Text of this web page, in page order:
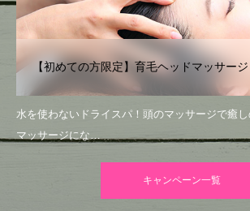
【初めての方限定】育毛ヘッドマッサージ
水を使わないドライスパ！頭のマッサージで癒
マッサージにな…
キャンペーン一覧